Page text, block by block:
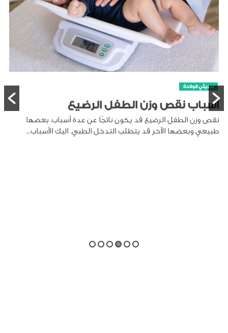
حديثي الولادة
أسباب نقص وزن الطفل الرضيع
نقص وزن الطفل الرضيع قد يكون ناتجًا عن عدة أسباب، بعضها
طبيعي وبعضها الآخر قد يتطلب التدخل الطبي. اليك الأسباب...